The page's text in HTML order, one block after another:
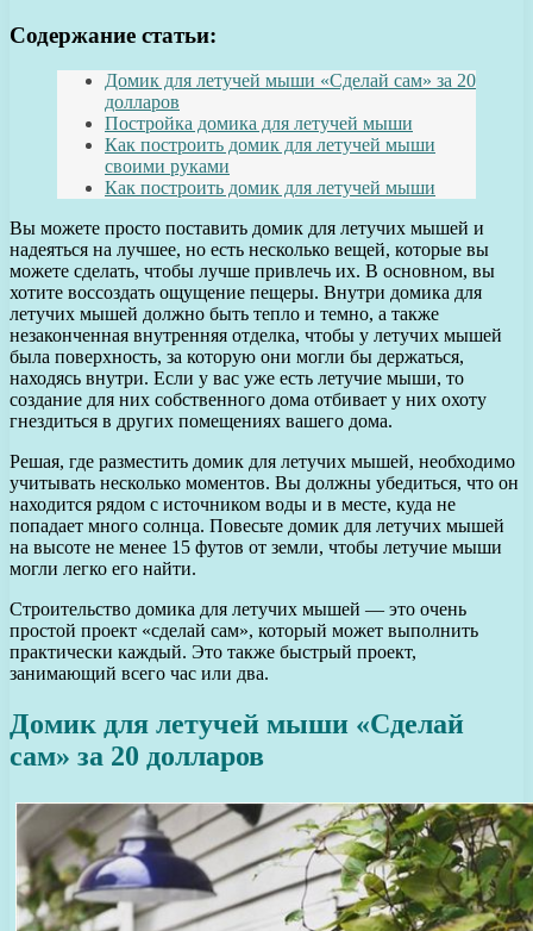
Содержание статьи:
Домик для летучей мыши «Сделай сам» за 20
долларов
Постройка домика для летучей мыши
Как построить домик для летучей мыши
своими руками
Как построить домик для летучей мыши
Вы можете просто поставить домик для летучих мышей и
надеяться на лучшее, но есть несколько вещей, которые вы
можете сделать, чтобы лучше привлечь их. В основном, вы
хотите воссоздать ощущение пещеры. Внутри домика для
летучих мышей должно быть тепло и темно, а также
незаконченная внутренняя отделка, чтобы у летучих мышей
была поверхность, за которую они могли бы держаться,
находясь внутри. Если у вас уже есть летучие мыши, то
создание для них собственного дома отбивает у них охоту
гнездиться в других помещениях вашего дома.
Решая, где разместить домик для летучих мышей, необходимо
учитывать несколько моментов. Вы должны убедиться, что он
находится рядом с источником воды и в месте, куда не
попадает много солнца. Повесьте домик для летучих мышей
на высоте не менее 15 футов от земли, чтобы летучие мыши
могли легко его найти.
Строительство домика для летучих мышей — это очень
простой проект «сделай сам», который может выполнить
практически каждый. Это также быстрый проект,
занимающий всего час или два.
Домик для летучей мыши «Сделай
сам» за 20 долларов